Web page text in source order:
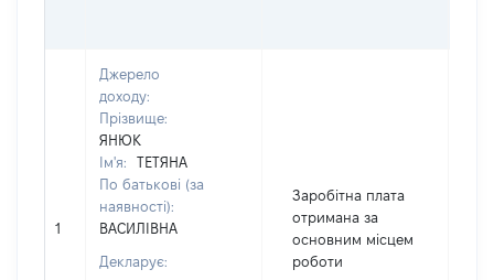
1
Джерело
доходу:
Прізвище:
ЯНЮК
Ім'я:
ТЕТЯНА
По батькові (за
наявності):
ВАСИЛІВНА
Декларує:
Заробітна плата
отримана за
основним місцем
роботи